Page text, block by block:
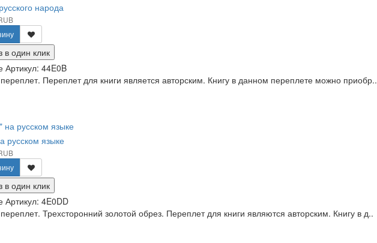
народа
в один клик
Артикул: 44E0B
Переплет для книги является авторским. Книгу в данном переплете можно приобр..
русском языке
в один клик
Артикул: 4E0DD
Трехсторонний золотой обрез. Переплет для книги являются авторским. Книгу в д..